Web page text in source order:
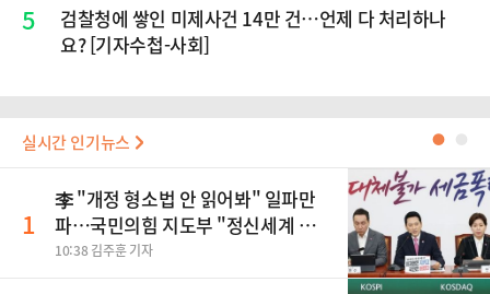
5
검찰청에 쌓인 미제사건 14만 건…언제 다 처리하나
요? [기자수첩-사회]
실시간 인기뉴스 ●
1
李 "개정 형소법 안 읽어봐" 일파만
파…국민의힘 지도부 "정신세계 궁
금하다"
10:38 김주훈 기자